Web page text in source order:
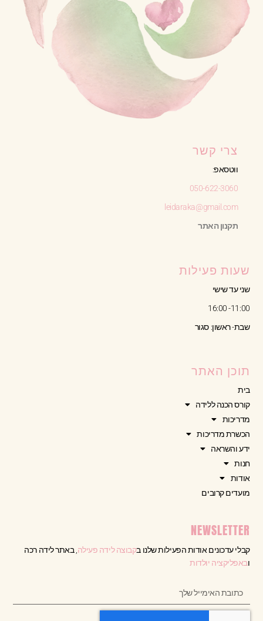
צרי קשר
ווטסאפ:
050-622-3060
leidaraka@gmail.com
תקנון האתר
שעות פעילות
שני עד שישי
11:00- 16:00
שבת- ראשון: סגור
תוכן האתר
בית
קורס הכנה ללידה
מדריכות
הכשרת מדריכות
ידע והשראה
חנות
אודות
מועדים קרובים
NEWSLETTER
קבלי עדכונים אודות הפעילות שלנו בקבוצה לידה פעילה, באתר לידה רכה
ובאפליקציה יולדות